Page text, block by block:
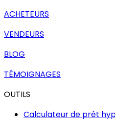
ACHETEURS
VENDEURS
BLOG
TÉMOIGNAGES
OUTILS
Calculateur de prêt